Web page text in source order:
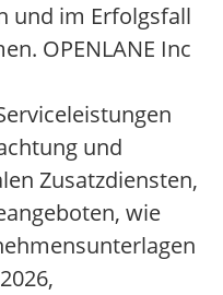
und im Erfolgsfall
OPENLANE Inc
und
Zusatzdiensten,
wie